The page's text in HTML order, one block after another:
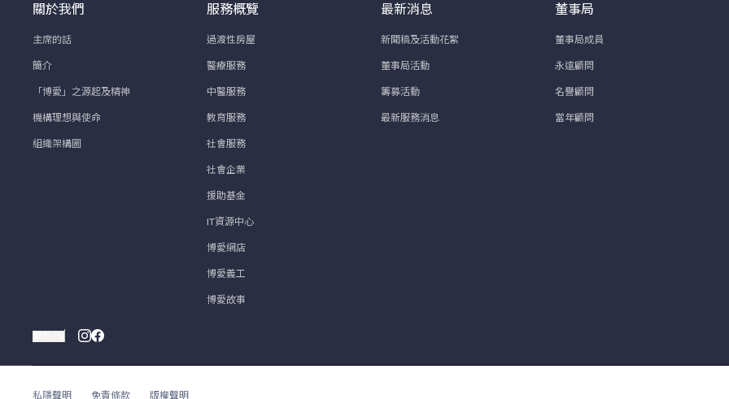
關於我們
主席的話
簡介
「博愛」之源起及精神
機構理想與使命
組織架構圖
服務概覽
過渡性房屋
醫療服務
中醫服務
教育服務
社會服務
社會企業
援助基金
IT資源中心
博愛網店
博愛義工
博愛故事
最新消息
新聞稿及活動花絮
董事局活動
籌募活動
最新服務消息
董事局
董事局成員
永遠顧問
名譽顧問
當年顧問
私隱聲明 免責條款 版權聲明